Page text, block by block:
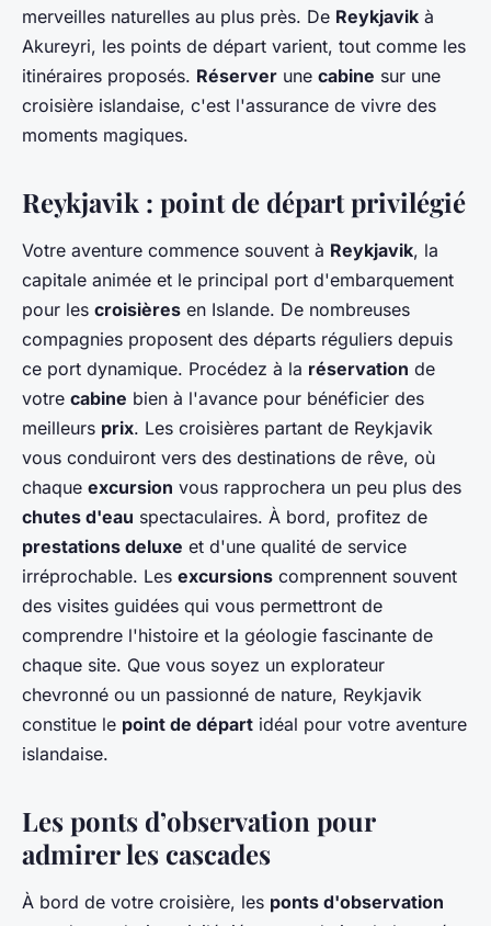
merveilles naturelles au plus près. De Reykjavik à
Akureyri, les points de départ varient, tout comme les
itinéraires proposés. Réserver une cabine sur une
croisière islandaise, c'est l'assurance de vivre des
moments magiques.
Reykjavik : point de départ privilégié
Votre aventure commence souvent à Reykjavik, la
capitale animée et le principal port d'embarquement
pour les croisières en Islande. De nombreuses
compagnies proposent des départs réguliers depuis
ce port dynamique. Procédez à la réservation de
votre cabine bien à l'avance pour bénéficier des
meilleurs prix. Les croisières partant de Reykjavik
vous conduiront vers des destinations de rêve, où
chaque excursion vous rapprochera un peu plus des
chutes d'eau spectaculaires. À bord, profitez de
prestations deluxe et d'une qualité de service
irréprochable. Les excursions comprennent souvent
des visites guidées qui vous permettront de
comprendre l'histoire et la géologie fascinante de
chaque site. Que vous soyez un explorateur
chevronné ou un passionné de nature, Reykjavik
constitue le point de départ idéal pour votre aventure
islandaise.
Les ponts d’observation pour
admirer les cascades
À bord de votre croisière, les ponts d'observation